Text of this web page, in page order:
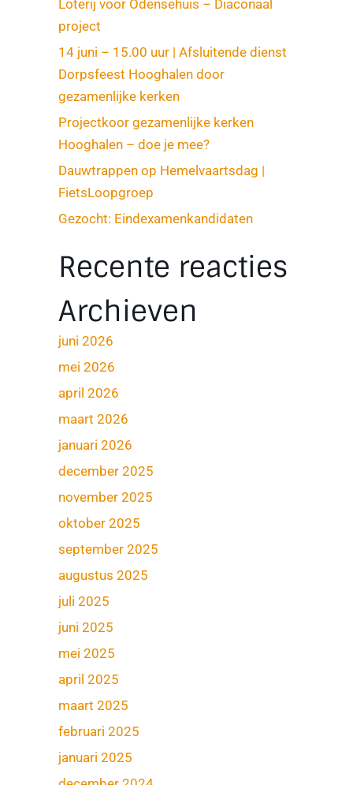
Loterij voor Odensehuis – Diaconaal
project
14 juni – 15.00 uur | Afsluitende dienst
Dorpsfeest Hooghalen door
gezamenlijke kerken
Projectkoor gezamenlijke kerken
Hooghalen – doe je mee?
Dauwtrappen op Hemelvaartsdag |
FietsLoopgroep
Gezocht: Eindexamenkandidaten
Recente reacties
Archieven
juni 2026
mei 2026
april 2026
maart 2026
januari 2026
december 2025
november 2025
oktober 2025
september 2025
augustus 2025
juli 2025
juni 2025
mei 2025
april 2025
maart 2025
februari 2025
januari 2025